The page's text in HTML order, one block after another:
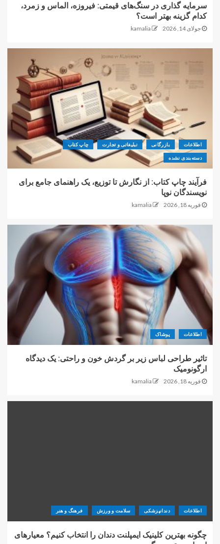
سرمایه گذاری در سنگ‌های قیمتی: فیروزه، الماس و زمرد،
کدام گزینه بهتر است؟
جولای 14, 2026 kamalia
اطلاعات بازرگانی تبلیغاتی و تجارت چاپ کتاب
دسته‌بندی نشده
فرآیند چاپ کتاب: از نگارش تا توزیع، یک راهنمای جامع برای
نویسندگان نوپا
فوریه 18, 2026 kamalia
اطلاعات پوشاک
تاثیر طراحی لباس زیر بر گردش خون و راحتی: یک دیدگاه
ارگونومیک
فوریه 18, 2026 kamalia
اطلاعات دندانپزشکی سلامت و ورزش فرهنگ و هنر
چگونه بهترین کلینیک ایمپلنت دندان را انتخاب کنیم؟ معیارهای